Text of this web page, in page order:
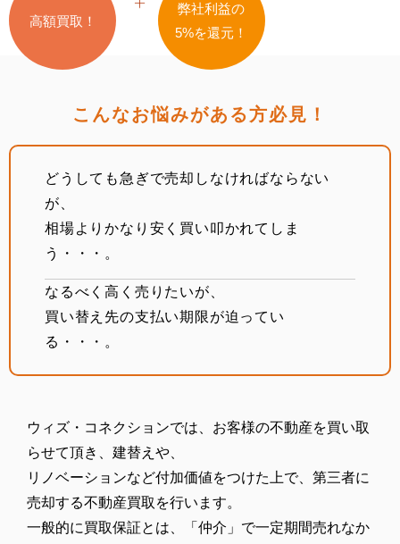
⾼額買取！
弊社利益の
5%を還元！
こんなお悩みがある⽅必⾒！
どうしても急ぎで売却しなければならない
が、
相場よりかなり安く買い叩かれてしま
う・・・。
なるべく⾼く売りたいが、
買い替え先の⽀払い期限が迫ってい
る・・・。
ウィズ・コネクションでは、お客様の不動産を買い取
らせて頂き、建替えや、
リノベーションなど付加価値をつけた上で、第三者に
売却する不動産買取を⾏います。
一般的に買取保証とは、「仲介」で⼀定期間売れなか